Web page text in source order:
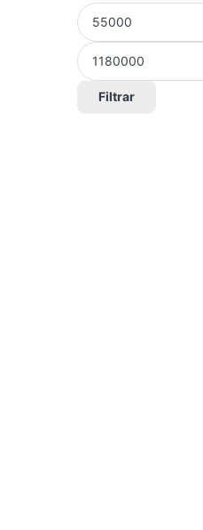
Precio mínimo
Precio máximo
Filtrar